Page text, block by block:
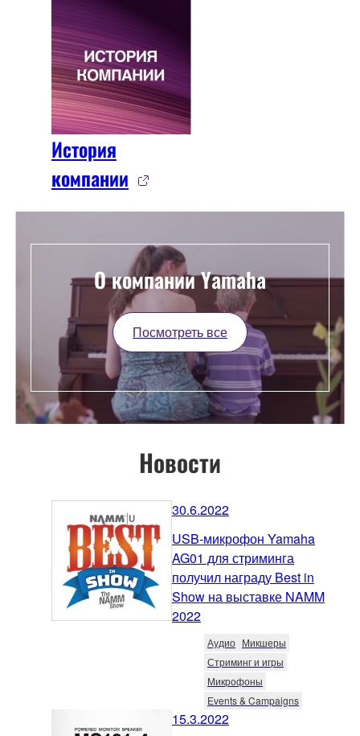
История
компании
О компании Yamaha
Посмотреть все
Новости
30.6.2022
USB-микрофон Yamaha
AG01 для стриминга
получил награду Best in
Show на выставке NAMM
2022
Аудио Микшеры
Стриминг и игры
Микрофоны
Events & Campaigns
15.3.2022